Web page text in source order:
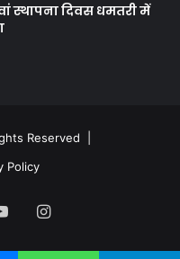
स्थापना दिवस धमतरी में
Reserved |
Policy
YouTubeInstagram